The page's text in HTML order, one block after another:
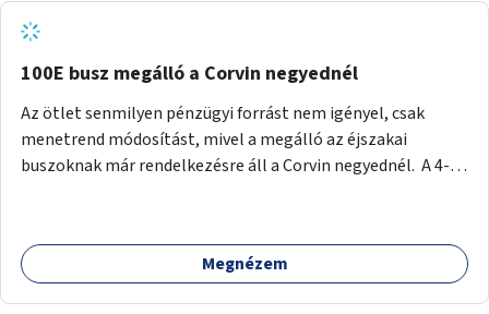
tud állni a megállóba. A környéken a tömegközlekedés
csúcsidőben már most is fullos, a Bosnyák téri beruházások
befejeztével hatványozódni fog az utazási igény.
100E busz megálló a Corvin negyednél
Az ötlet senmilyen pénzügyi forrást nem igényel, csak
menetrend módosítást, mivel a megálló az éjszakai
buszoknak már rendelkezésre áll a Corvin negyednél. A 4-es
ha a 100E reptéri busz a Corvin negyed metrómegállónál is
megállna - főleg éjjel, amikor a metró nem jár, és a 200E
Megnézem